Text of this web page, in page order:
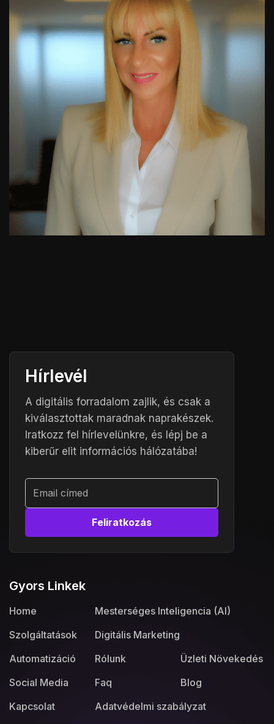
Hírlevél
A digitális forradalom zajlik, és csak a
kiválasztottak maradnak naprakészek.
Iratkozz fel hírlevelünkre, és lépj be a
kiberűr elit információs hálózatába!
Gyors Linkek
Home
Mesterséges Inteligencia (AI)
Szolgáltatások
Digitális Marketing
Automatizáció
Rólunk
Üzleti Növekedés
Social Media
Faq
Blog
Kapcsolat
Adatvédelmi szabályzat